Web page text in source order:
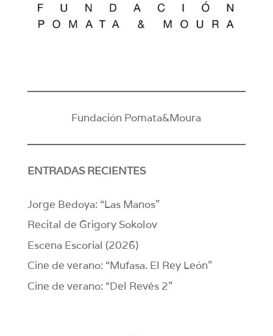
Fundación Pomata&Moura
ENTRADAS RECIENTES
Jorge Bedoya: “Las Manos”
Recital de Grigory Sokolov
Escena Escorial (2026)
Cine de verano: “Mufasa. El Rey León”
Cine de verano: “Del Revés 2”